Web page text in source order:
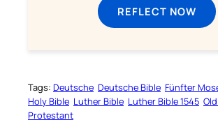
REFLECT NOW
Tags: Deutsche Deutsche Bible Fünfter
Holy Bible Luther Bible Luther Bible 1545
Protestant